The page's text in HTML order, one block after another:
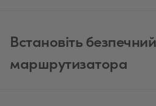
Встановіть
маршрутизатора